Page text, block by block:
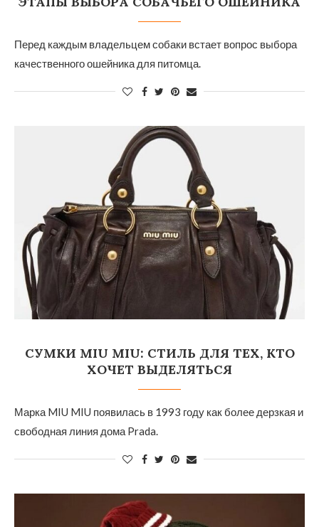
Перед каждым владельцем собаки встает вопрос выбора
качественного ошейника для питомца.
СУМКИ MIU MIU: СТИЛЬ ДЛЯ ТЕХ, КТО
ХОЧЕТ ВЫДЕЛЯТЬСЯ
Марка MIU MIU появилась в 1993 году как более дерзкая и
свободная линия дома Prada.